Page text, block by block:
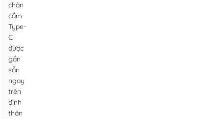
chân
cắm
Type-
C
được
gắn
sẵn
ngay
trên
đỉnh
thân